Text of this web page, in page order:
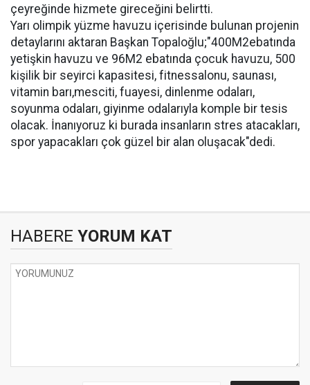
çeyreğinde hizmete gireceğini belirtti.
Yarı olimpik yüzme havuzu içerisinde bulunan projenin
detaylarını aktaran Başkan Topaloğlu;"400M2ebatında
yetişkin havuzu ve 96M2 ebatında çocuk havuzu, 500
kişilik bir seyirci kapasitesi, fitnessalonu, saunası,
vitamin barı,mesciti, fuayesi, dinlenme odaları,
soyunma odaları, giyinme odalarıyla komple bir tesis
olacak. İnanıyoruz ki burada insanların stres atacakları,
spor yapacakları çok güzel bir alan oluşacak"dedi.
HABERE YORUM KAT